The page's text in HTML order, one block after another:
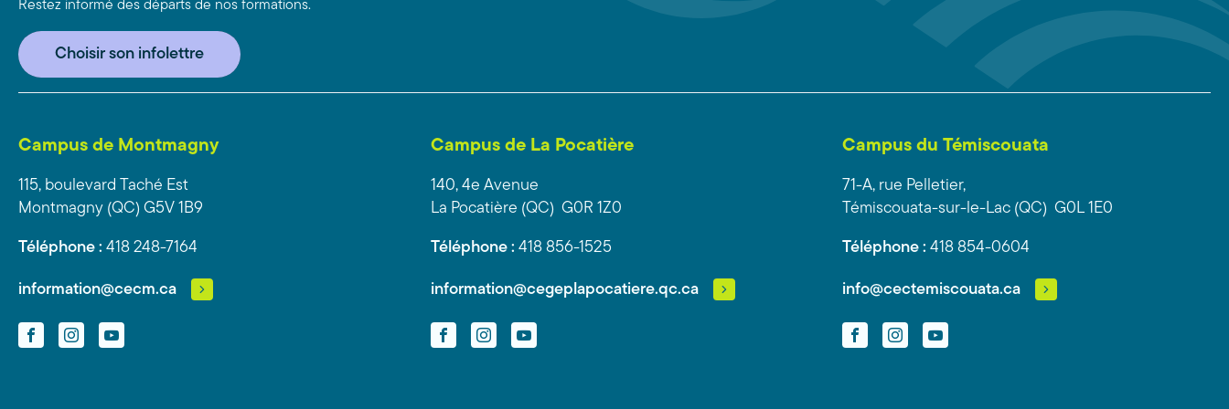
Restez informé des départs de nos formations.
Choisir son infolettre
Campus de Montmagny
115, boulevard Taché Est
Montmagny (QC) G5V 1B9
Téléphone : 418 248-7164
information@cecm.ca
FacebookInstagramYouTube
Campus de La Pocatière
140, 4e Avenue
La Pocatière (QC) G0R 1Z0
Téléphone : 418 856-1525
information@cegeplapocatiere.qc.ca
FacebookInstagramYouTube
Campus du Témiscouata
71-A, rue Pelletier,
Témiscouata-sur-le-Lac (QC) G0L 1E0
Téléphone : 418 854-0604
info@cectemiscouata.ca
FacebookInstagramYouTube